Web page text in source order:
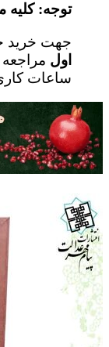
توجه: کلیه محصولات
جهت خرید
اول مراجعه
ساعات کاری: همه